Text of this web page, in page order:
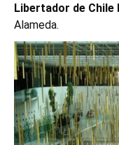
Libertador de Chile
Alameda.